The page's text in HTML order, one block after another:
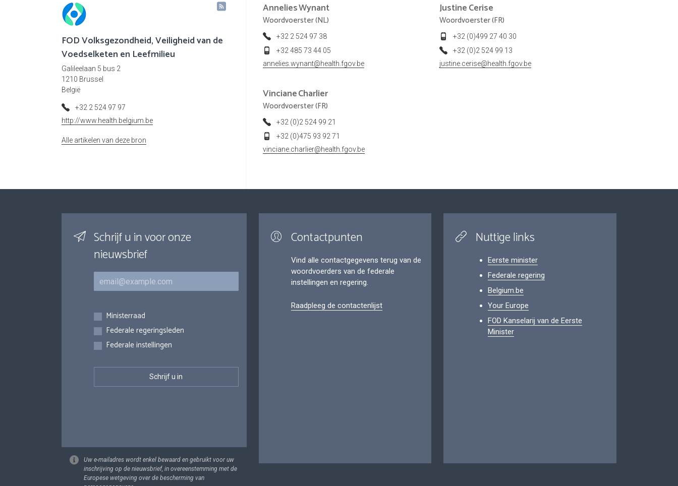
FOD Volksgezondheid, Veiligheid van de
Voedselketen en Leefmilieu
Galileelaan 5 bus 2
1210 Brussel
België
+32 2 524 97 97
http://www.health.belgium.be
Alle artikelen van deze bron
AnneliesWynant
Woordvoerster (NL)
+32 2 524 97 38
+32 485 73 44 05
annelies.wynant@health.fgov.be
JustineCerise
Woordvoerster (FR)
+32 (0)499 27 40 30
+32 (0)2 524 99 13
justine.cerise@health.fgov.be
VincianeCharlier
Woordvoerster (FR)
+32 (0)2 524 99 21
+32 (0)475 93 92 71
vinciane.charlier@health.fgov.be
Schrijf u in voor onze
nieuwsbrief
E-mail
Inschrijvingen
Ministerraad
Federale regeringsleden
Federale instellingen
Uw e-mailadres wordt enkel bewaard en gebruikt voor uw
inschrijving op de nieuwsbrief, in overeenstemming met de
Europese wetgeving over de bescherming van
Contactpunten
Vind alle contactgegevens terug van de
woordvoerders van de federale
instellingen en regering.
Raadpleeg de contactenlijst
Nuttige links
Eerste minister
Federale regering
Belgium.be
Your Europe
FOD Kanselarij van de Eerste
Minister